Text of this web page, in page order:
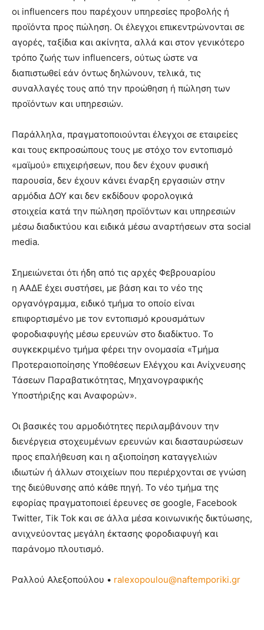
οι influencers που παρέχουν υπηρεσίες προβολής ή
προϊόντα προς πώληση. Οι έλεγχοι επικεντρώνονται σε
αγορές, ταξίδια και ακίνητα, αλλά και στον γενικότερο
τρόπο ζωής των influencers, ούτως ώστε να
διαπιστωθεί εάν όντως δηλώνουν, τελικά, τις
συναλλαγές τους από την προώθηση ή πώληση των
προϊόντων και υπηρεσιών.
Παράλληλα, πραγματοποιούνται έλεγχοι σε εταιρείες
και τους εκπροσώπους τους με στόχο τον εντοπισμό
«μαϊμού» επιχειρήσεων, που δεν έχουν φυσική
παρουσία, δεν έχουν κάνει έναρξη εργασιών στην
αρμόδια ΔΟΥ και δεν εκδίδουν φορολογικά
στοιχεία κατά την πώληση προϊόντων και υπηρεσιών
μέσω διαδικτύου και ειδικά μέσω αναρτήσεων στα social
media.
Σημειώνεται ότι ήδη από τις αρχές Φεβρουαρίου
η ΑΑΔΕ έχει συστήσει, με βάση και το νέο της
οργανόγραμμα, ειδικό τμήμα το οποίο είναι
επιφορτισμένο με τον εντοπισμό κρουσμάτων
φοροδιαφυγής μέσω ερευνών στο διαδίκτυο. Το
συγκεκριμένο τμήμα φέρει την ονομασία «Τμήμα
Προτεραιοποίησης Υποθέσεων Ελέγχου και Ανίχνευσης
Τάσεων Παραβατικότητας, Μηχανογραφικής
Υποστήριξης και Αναφορών».
Οι βασικές του αρμοδιότητες περιλαμβάνουν την
διενέργεια στοχευμένων ερευνών και διασταυρώσεων
προς επαλήθευση και η αξιοποίηση καταγγελιών
ιδιωτών ή άλλων στοιχείων που περιέρχονται σε γνώση
της διεύθυνσης από κάθε πηγή. Το νέο τμήμα της
εφορίας πραγματοποιεί έρευνες σε google, Facebook
Twitter, Tik Tok και σε άλλα μέσα κοινωνικής δικτύωσης,
ανιχνεύοντας μεγάλη έκτασης φοροδιαφυγή και
παράνομο πλουτισμό.
Ραλλού Αλεξοπούλου • ralexopoulou@naftemporiki.gr